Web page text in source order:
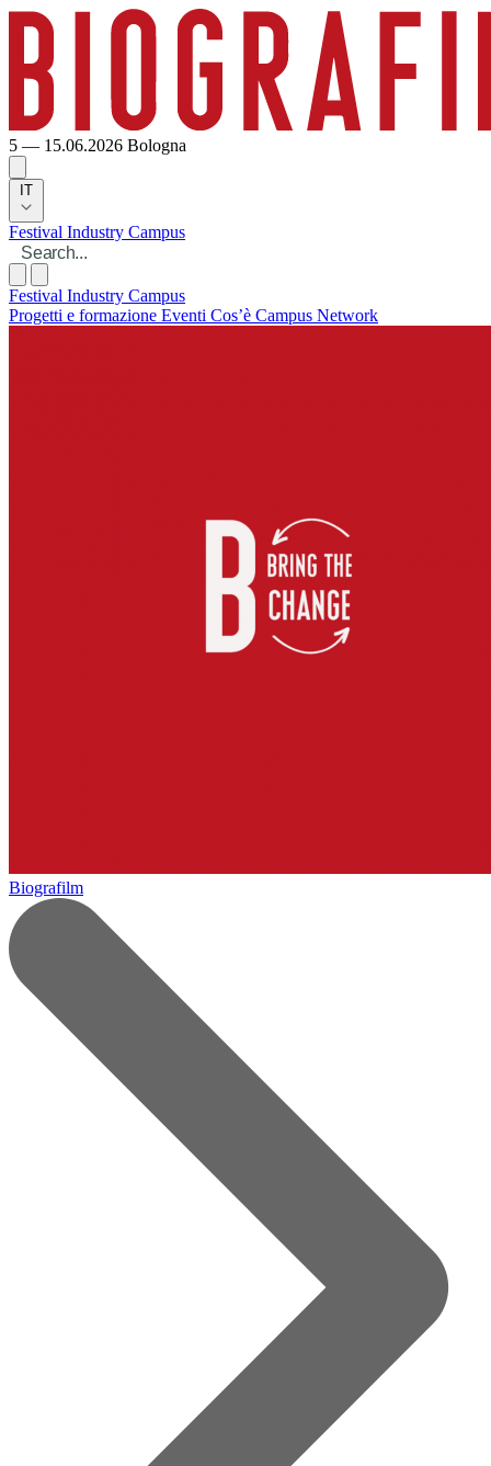
5 — 15.06.2026 Bologna
IT
Festival Industry Campus
Festival Industry Campus
Progetti e formazione Eventi Cos’è Campus Network
Biografilm